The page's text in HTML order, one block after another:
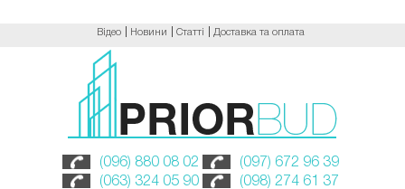
Відео Новини Статті Доставка та оплата
(096) 880 08 02
(097) 672 96 39
(063) 324 05 90
(098) 274 61 37